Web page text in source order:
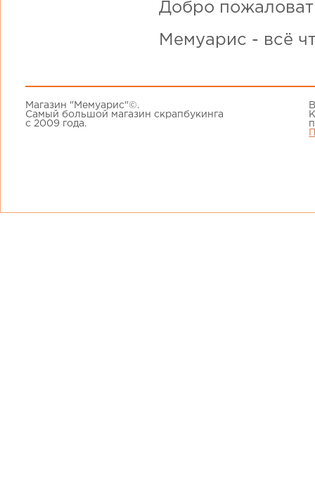
Добро
Мемуарис - всё
Магазин "Мемуарис"©.
Самый большой магазин скрапбукинга
с 2009 года.